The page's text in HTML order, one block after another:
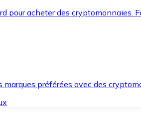
pour acheter des cryptomonnaies.
préférées avec des